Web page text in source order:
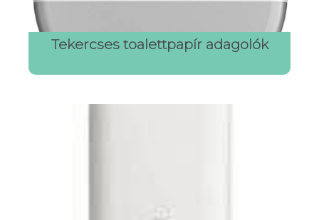
Tekercses toalettpapír adagolók